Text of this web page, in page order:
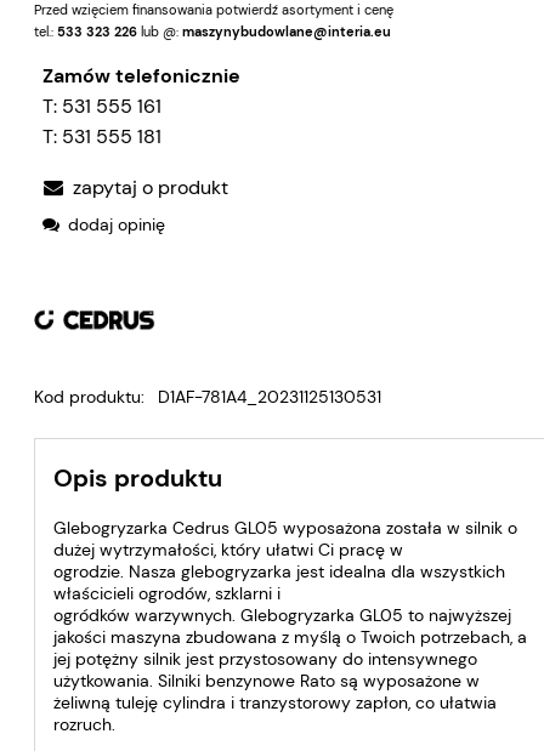
Przed wzięciem finansowania potwierdź asortyment i cenę
tel.: 533 323 226 lub @: maszynybudowlane@interia.eu
Zamów telefonicznie
T: 531 555 161
T: 531 555 181
zapytaj o produkt
dodaj opinię
Kod produktu: D1AF-781A4_20231125130531
Opis produktu
Glebogryzarka Cedrus GL05 wyposażona została w silnik o
dużej wytrzymałości, który ułatwi Ci pracę w
ogrodzie. Nasza glebogryzarka jest idealna dla wszystkich
właścicieli ogrodów, szklarni i
ogródków warzywnych. Glebogryzarka GL05 to najwyższej
jakości maszyna zbudowana z myślą o Twoich potrzebach, a
jej potężny silnik jest przystosowany do intensywnego
użytkowania. Silniki benzynowe Rato są wyposażone w
żeliwną tuleję cylindra i tranzystorowy zapłon, co ułatwia
rozruch.